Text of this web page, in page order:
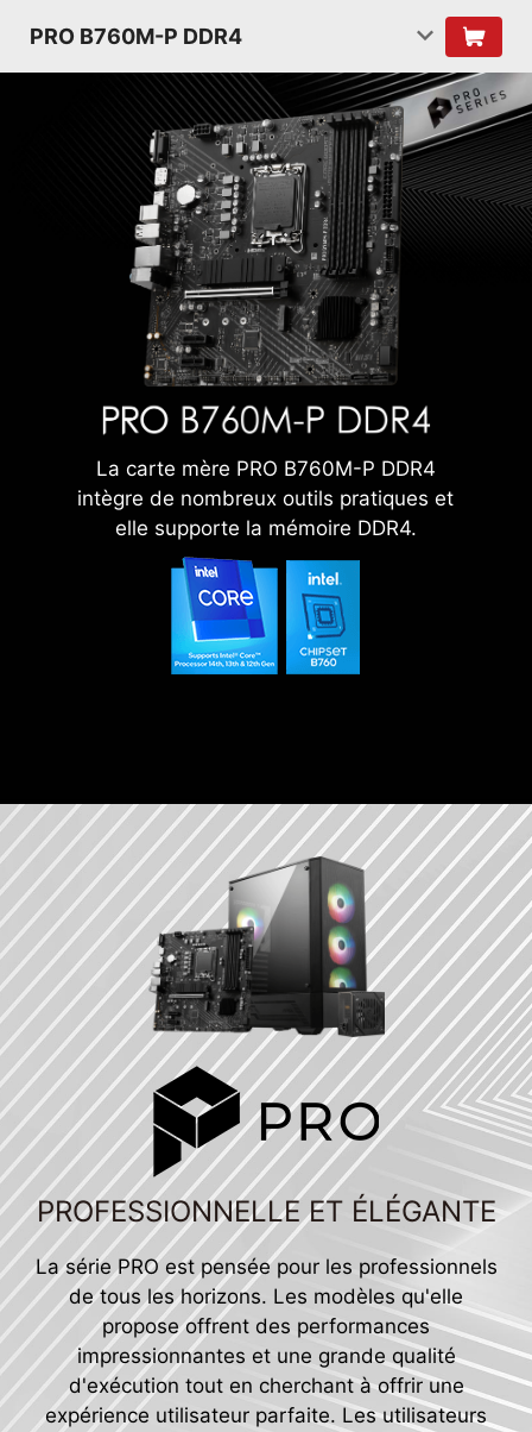
PRO B760M-P DDR4
La carte mère PRO B760M-P DDR4
intègre de nombreux outils pratiques et
elle supporte la mémoire DDR4.
PROFESSIONNELLE ET ÉLÉGANTE
La série PRO est pensée pour les professionnels
de tous les horizons. Les modèles qu'elle
propose offrent des performances
impressionnantes et une grande qualité
d'exécution tout en cherchant à offrir une
expérience utilisateur parfaite. Les utilisateurs